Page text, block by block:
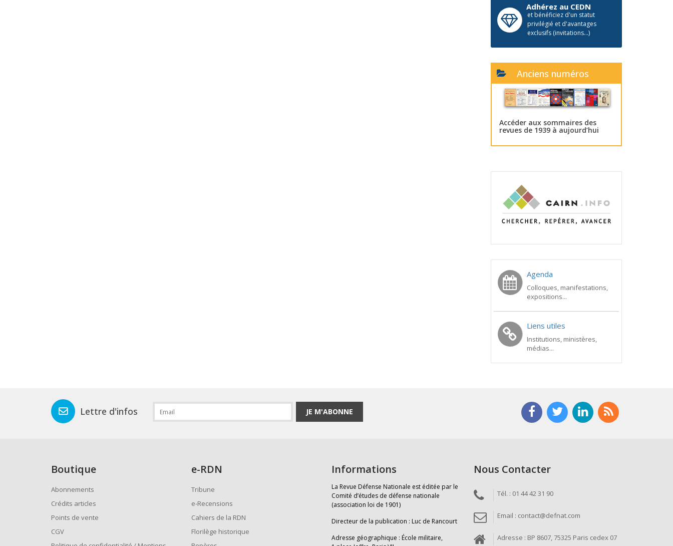
Adhérez au CEDN
et bénéficiez d'un statut
privilégié et d'avantages
exclusifs (invitations...)
Anciens numéros
Accéder aux sommaires des
revues de 1939 à aujourd’hui
Agenda
Colloques, manifestations,
expositions...
Liens utiles
Institutions, ministères,
médias...
Lettre d'infos JE M'ABONNE
Boutique
Abonnements
Crédits articles
Points de vente
CGV
e-RDN
Tribune
e-Recensions
Cahiers de la RDN
Florilège historique
Informations
La Revue Défense Nationale est éditée par le
Comité d’études de défense nationale
(association loi de 1901)
Directeur de la publication : Luc de Rancourt
Adresse géographique : École militaire,
Nous Contacter
Tél. : 01 44 42 31 90
Email : contact@defnat.com
Adresse : BP 8607, 75325 Paris cedex 07